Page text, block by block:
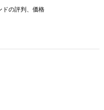
ドの評判、価格